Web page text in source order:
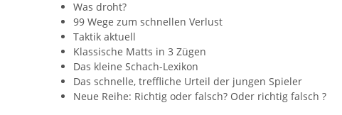
Was droht?
99 Wege zum schnellen Verlust
Taktik aktuell
Klassische Matts in 3 Zügen
Das kleine Schach-Lexikon
Das schnelle, treffliche Urteil der jungen Spieler
Neue Reihe: Richtig oder falsch? Oder richtig falsch ?